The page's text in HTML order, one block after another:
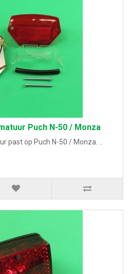
Puch N-50 / Monza
past op Puch N-50 / Monza. ..